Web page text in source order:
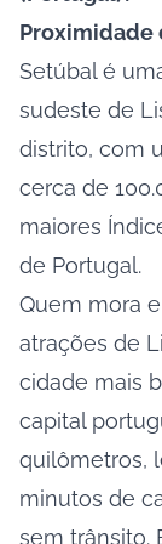
Proximidade
Setúbal é
sudeste de
distrito, com
cerca de
maiores
de Portugal.
Quem mora
atrações de
cidade mais
capital
quilômetros,
minutos de
sem trânsito.